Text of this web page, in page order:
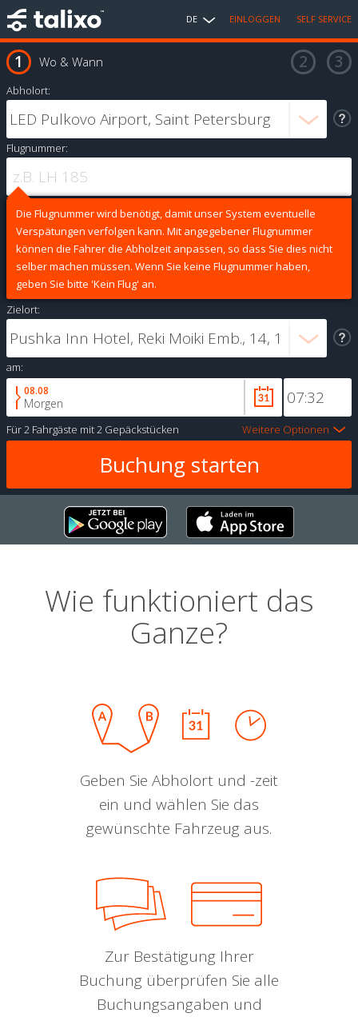
DE EINLOGGEN SELF SERVICE
Wo & Wann
Abholort:
Flugnummer:
Die Flugnummer wird benötigt, damit unser System eventuelle
Verspätungen verfolgen kann. Mit angegebener Flugnummer
können die Fahrer die Abholzeit anpassen, so dass Sie dies nicht
selber machen müssen. Wenn Sie keine Flugnummer haben,
geben Sie bitte 'Kein Flug' an.
Zielort:
am:
08.08
Morgen
Für2 Fahrgäste mit2 Gepäckstücken Weitere Optionen
Wie funktioniert das
Ganze?
Geben Sie Abholort und -zeit
ein und wählen Sie das
gewünschte Fahrzeug aus.
Zur Bestätigung Ihrer
Buchung überprüfen Sie alle
Buchungsangaben und